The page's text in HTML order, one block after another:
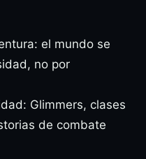
el mundo se
no por
Glimmers, clases
de combate